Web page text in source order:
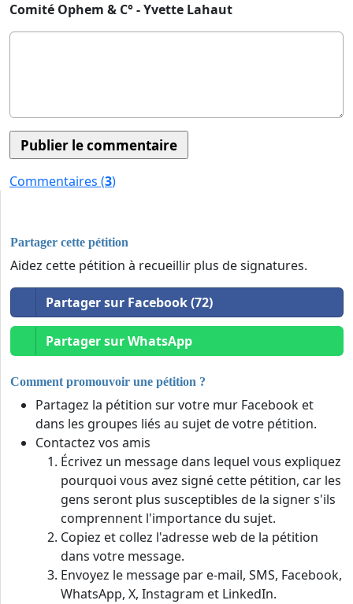
Comité Ophem & C° - Yvette Lahaut
Commentaires (3)
Partager cette pétition
Aidez cette pétition à recueillir plus de signatures.
Partager sur Facebook (72)
Partager sur WhatsApp
Comment promouvoir une pétition ?
Partagez la pétition sur votre mur Facebook et
dans les groupes liés au sujet de votre pétition.
Contactez vos amis
Écrivez un message dans lequel vous expliquez
pourquoi vous avez signé cette pétition, car les
gens seront plus susceptibles de la signer s'ils
comprennent l'importance du sujet.
Copiez et collez l'adresse web de la pétition
dans votre message.
Envoyez le message par e-mail, SMS, Facebook,
WhatsApp, X, Instagram et LinkedIn.